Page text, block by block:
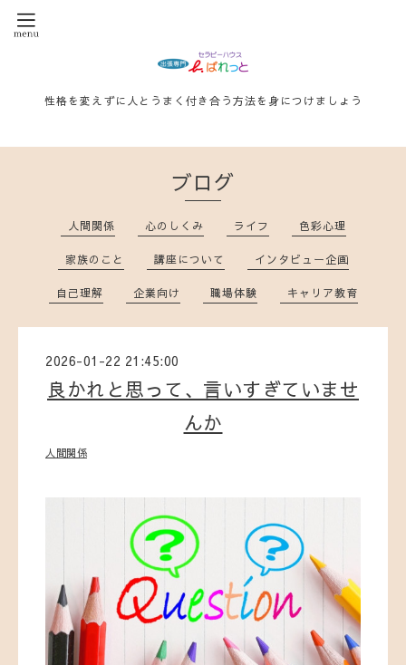
性格を変えずに人とうまく付き合う方法を身につけましょう
ブログ
人間関係 心のしくみ ライフ 色彩心理
家族のこと 講座について インタビュー企画
自己理解 企業向け 職場体験 キャリア教育
2026-01-22 21:45:00
良かれと思って、言いすぎていませ
んか
人間関係